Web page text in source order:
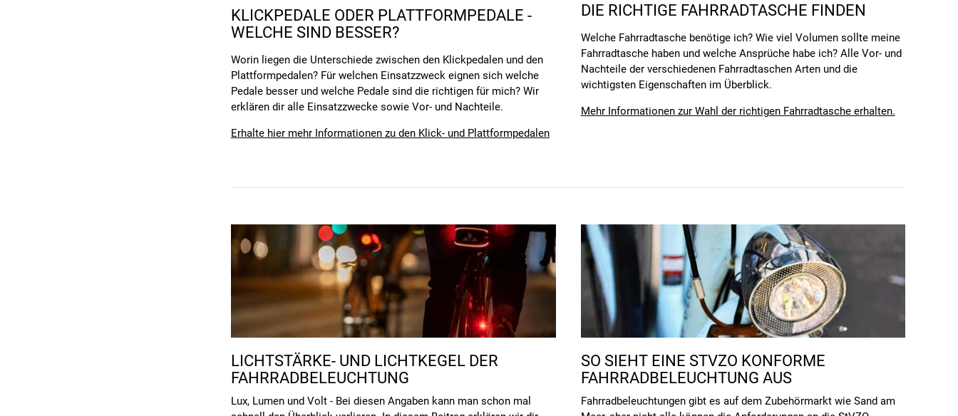
KLICKPEDALE ODER PLATTFORMPEDALE -
WELCHE SIND BESSER?
Worin liegen die Unterschiede zwischen den Klickpedalen und den
Plattformpedalen? Für welchen Einsatzzweck eignen sich welche
Pedale besser und welche Pedale sind die richtigen für mich? Wir
erklären dir alle Einsatzzwecke sowie Vor- und Nachteile.
Erhalte hier mehr Informationen zu den Klick- und Plattformpedalen
DIE RICHTIGE FAHRRADTASCHE FINDEN
Welche Fahrradtasche benötige ich? Wie viel Volumen sollte meine
Fahrradtasche haben und welche Ansprüche habe ich? Alle Vor- und
Nachteile der verschiedenen Fahrradtaschen Arten und die
wichtigsten Eigenschaften im Überblick.
Mehr Informationen zur Wahl der richtigen Fahrradtasche erhalten.
LICHTSTÄRKE- UND LICHTKEGEL DER
FAHRRADBELEUCHTUNG
Lux, Lumen und Volt - Bei diesen Angaben kann man schon mal
SO SIEHT EINE STVZO KONFORME
FAHRRADBELEUCHTUNG AUS
Fahrradbeleuchtungen gibt es auf dem Zubehörmarkt wie Sand am